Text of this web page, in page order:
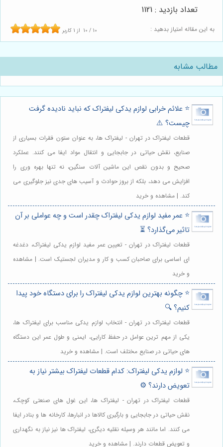
به این مقاله امتیاز بدهید : 10 / 10 از 1 کاربر
تعداد بازدید : 1121
مطالب مشابه
⭐️ علائم خرابی لوازم یدکی لیفتراک که نباید نادیده گرفت
چیست؟ ⚠️
قطعات لیفتراک در تهران - لیفتراک ها، به عنوان ستون فقرات بسیاری از
صنایع، نقش حیاتی در جابجایی و انتقال مواد ایفا می کنند. عملکرد
صحیح و بدون نقص این ماشین آلات سنگین، نه تنها بهره وری را
افزایش می دهد، بلکه از بروز حوادث و آسیب های جدی نیز جلوگیری می
کند. | مشاهده و خرید
⭐️ عمر مفید لوازم یدکی لیفتراک چقدر است و چه عواملی بر آن
تاثیر می‌گذارد؟ ⏳
قطعات لیفتراک در تهران - تعیین عمر مفید لوازم یدکی لیفتراک، دغدغه
ای اساسی برای صاحبان کسب و کار و مدیران لجستیک است. | مشاهده
و خرید
⭐️ چگونه بهترین لوازم یدکی لیفتراک را برای دستگاه خود پیدا
کنیم؟ 🔍
قطعات لیفتراک در تهران - انتخاب لوازم یدکی مناسب برای لیفتراک ها،
یکی از مهم ترین عوامل در حفظ کارایی، ایمنی و طول عمر این دستگاه
های حیاتی در صنایع مختلف است. | مشاهده و خرید
⭐️ لوازم یدکی لیفتراک: کدام قطعات لیفتراک بیشتر نیاز به
تعویض دارند؟ ⚙️
قطعات لیفتراک در تهران - لیفتراک ها، این غول های صنعتی کوچک،
نقش حیاتی در جابجایی و بارگیری کالاها در انبارها، کارخانه ها و بنادر ایفا
می کنند. اما مانند هر وسیله نقلیه دیگری، لیفتراک ها نیز نیاز به نگهداری
و تعویض قطعات دارند. | مشاهده و خرید